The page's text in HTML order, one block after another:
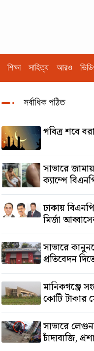
শিক্ষা সাহিত্য আরও
সর্বাধিক পঠিত
পবিত্র শবে
সাভারে
ক্যাম্পে
ঢাকায়
মির্জা
তমিজউদ্দিনের
সাভারে
প্রতিবেদন
মানিকগঞ্জে
কোটি
সাভারে
চাঁদাবাজি,